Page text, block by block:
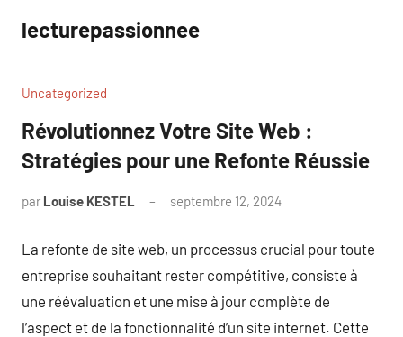
contenu
lecturepassionnee
Uncategorized
Révolutionnez Votre Site Web :
Stratégies pour une Refonte Réussie
par Louise KESTEL septembre 12, 2024
La refonte de site web, un processus crucial pour toute
entreprise souhaitant rester compétitive, consiste à
une réévaluation et une mise à jour complète de
l’aspect et de la fonctionnalité d’un site internet. Cette